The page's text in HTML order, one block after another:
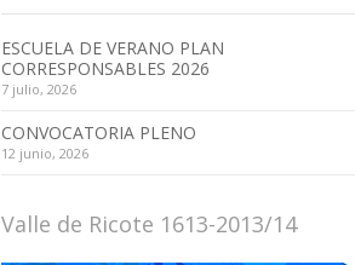
ESCUELA DE VERANO PLAN
CORRESPONSABLES 2026
7 julio, 2026
CONVOCATORIA PLENO
12 junio, 2026
Valle de Ricote 1613-2013/14